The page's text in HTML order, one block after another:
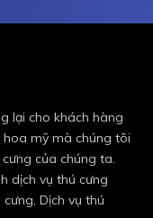
lại cho khách hàng
hoa mỹ mà chúng tôi
của chúng ta.
dịch vụ thú cưng
Dịch vụ thú